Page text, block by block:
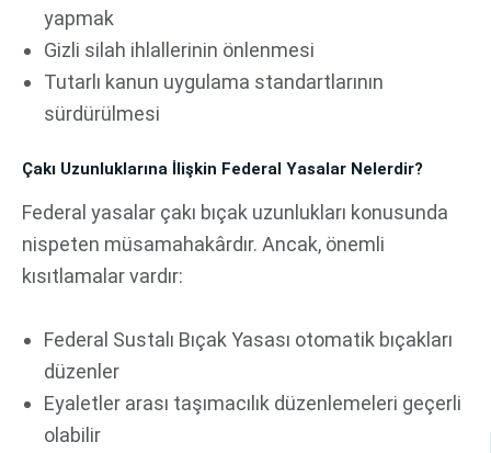
yapmak
Gizli silah ihlallerinin önlenmesi
Tutarlı kanun uygulama standartlarının
sürdürülmesi
Çakı Uzunluklarına İlişkin Federal Yasalar Nelerdir?
Federal yasalar çakı bıçak uzunlukları konusunda
nispeten müsamahakârdır. Ancak, önemli
kısıtlamalar vardır:
Federal Sustalı Bıçak Yasası otomatik bıçakları
düzenler
Eyaletler arası taşımacılık düzenlemeleri geçerli
olabilir